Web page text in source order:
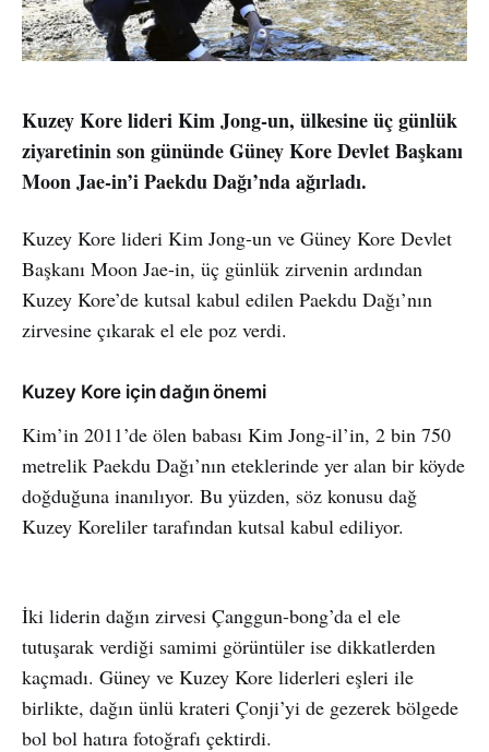
Kuzey Kore lideri Kim Jong-un, ülkesine üç günlük
ziyaretinin son gününde Güney Kore Devlet Başkanı
Moon Jae-in’i Paekdu Dağı’nda ağırladı.
Kuzey Kore lideri Kim Jong-un ve Güney Kore Devlet
Başkanı Moon Jae-in, üç günlük zirvenin ardından
Kuzey Kore’de kutsal kabul edilen Paekdu Dağı’nın
zirvesine çıkarak el ele poz verdi.
Kuzey Kore için dağın önemi
Kim’in 2011’de ölen babası Kim Jong-il’in, 2 bin 750
metrelik Paekdu Dağı’nın eteklerinde yer alan bir köyde
doğduğuna inanılıyor. Bu yüzden, söz konusu dağ
Kuzey Koreliler tarafından kutsal kabul ediliyor.
İki liderin dağın zirvesi Çanggun-bong’da el ele
tutuşarak verdiği samimi görüntüler ise dikkatlerden
kaçmadı. Güney ve Kuzey Kore liderleri eşleri ile
birlikte, dağın ünlü krateri Çonji’yi de gezerek bölgede
bol bol hatıra fotoğrafı çektirdi.